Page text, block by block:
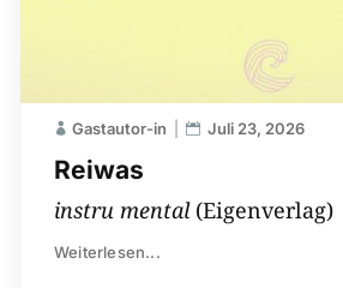
Reiwas
Gastautor-in Juli 23, 2026
instru mental(Eigenverlag)
Weiterlesen...